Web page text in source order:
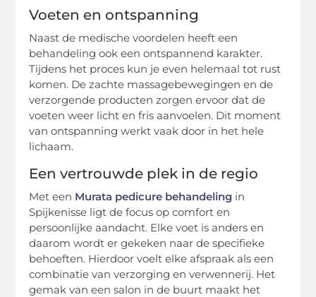
Voeten en ontspanning
Naast de medische voordelen heeft een
behandeling ook een ontspannend karakter.
Tijdens het proces kun je even helemaal tot rust
komen. De zachte massagebewegingen en de
verzorgende producten zorgen ervoor dat de
voeten weer licht en fris aanvoelen. Dit moment
van ontspanning werkt vaak door in het hele
lichaam.
Een vertrouwde plek in de regio
Met een Murata pedicure behandeling in
Spijkenisse ligt de focus op comfort en
persoonlijke aandacht. Elke voet is anders en
daarom wordt er gekeken naar de specifieke
behoeften. Hierdoor voelt elke afspraak als een
combinatie van verzorging en verwennerij. Het
gemak van een salon in de buurt maakt het